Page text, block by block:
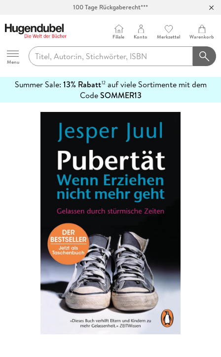
100 Tage Rückgaberecht***
Hugendubel
Menu
Filiale Konto Merkzettel Warenkorb
Summer Sale: 13% Rabatt12auf viele Sortimente mit dem
CodeSOMMER13
erfahren